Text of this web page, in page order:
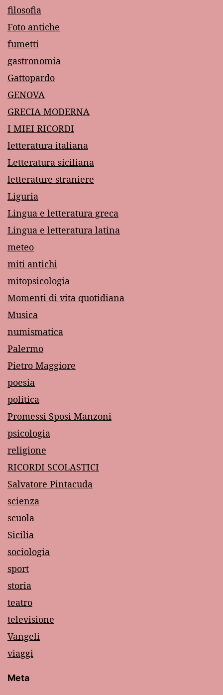
filosofia
Foto antiche
fumetti
gastronomia
Gattopardo
GENOVA
GRECIA MODERNA
I MIEI RICORDI
letteratura italiana
Letteratura siciliana
letterature straniere
Liguria
Lingua e letteratura greca
Lingua e letteratura latina
meteo
miti antichi
mitopsicologia
Momenti di vita quotidiana
Musica
numismatica
Palermo
Pietro Maggiore
poesia
politica
Promessi Sposi Manzoni
psicologia
religione
RICORDI SCOLASTICI
Salvatore Pintacuda
scienza
scuola
Sicilia
sociologia
sport
storia
teatro
televisione
Vangeli
viaggi
Meta